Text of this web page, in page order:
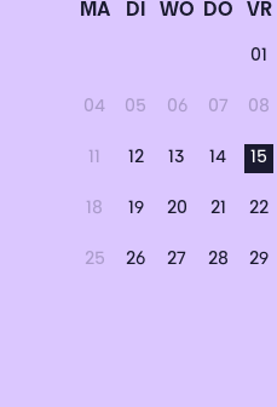
MA DI WO DO VR
01
04 05 06 07 08
11 12 13 14 15
18 19 20 21 22
25 26 27 28 29